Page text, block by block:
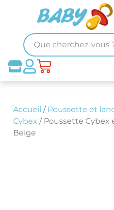
Accueil / Poussette et
Cybex / Poussette Cybex
Beige